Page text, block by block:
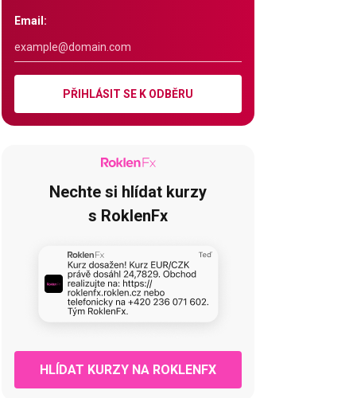
Email:
PŘIHLÁSIT SE K ODBĚRU
Nechte si hlídat kurzy
s RoklenFx
HLÍDAT KURZY NA ROKLENFX